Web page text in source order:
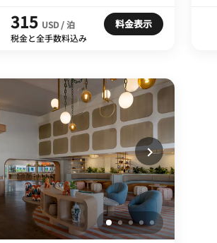
315 USD / 泊
税金と全手数料込み
料金表示